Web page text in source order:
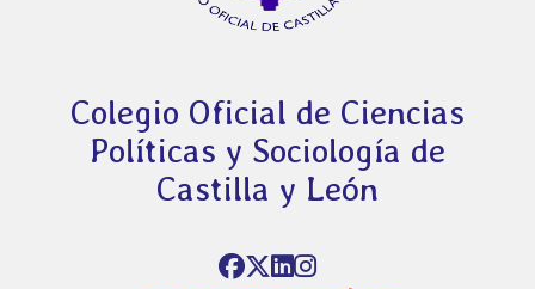
Colegio Oficial de Ciencias
Políticas y Sociología de
Castilla y León